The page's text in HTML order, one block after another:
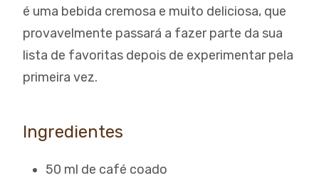
é uma bebida cremosa e muito deliciosa, que
provavelmente passará a fazer parte da sua
lista de favoritas depois de experimentar pela
primeira vez.
Ingredientes
50 ml de café coado